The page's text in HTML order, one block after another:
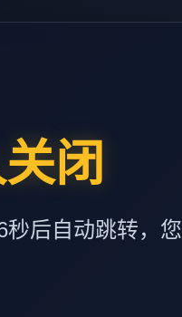
闭
秒后自动跳转，您